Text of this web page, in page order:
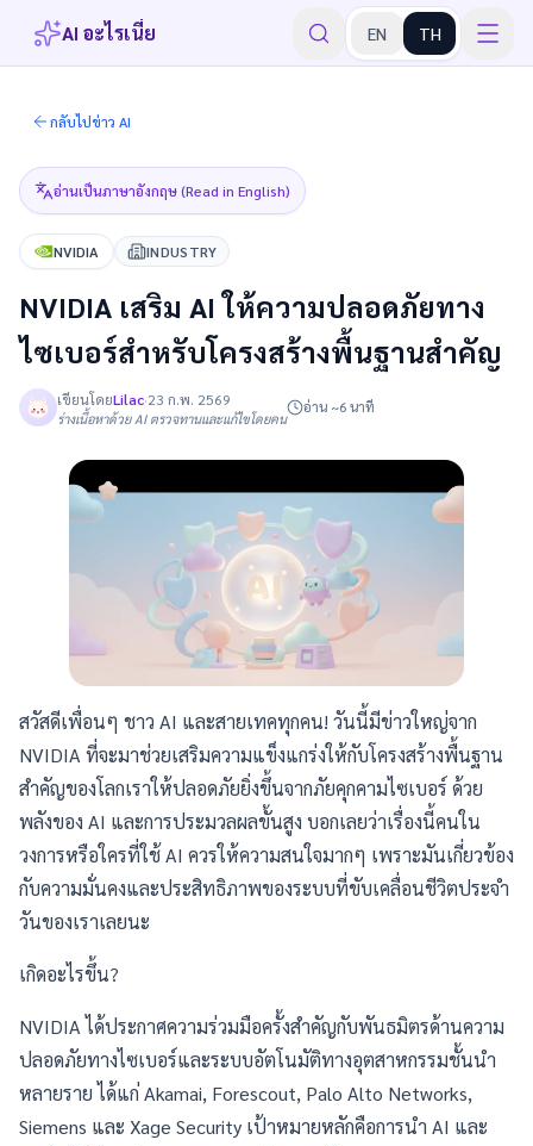
AI อะไรเนี่ย EN TH
กลับไปข่าว AI
อ่านเป็นภาษาอังกฤษ (Read in English)
NVIDIA INDUSTRY
NVIDIA เสริม AI ให้ความปลอดภัยทาง
ไซเบอร์สำหรับโครงสร้างพื้นฐานสำคัญ
เขียนโดยLilac·23 ก.พ. 2569
ร่างเนื้อหาด้วย AI ตรวจทานและแก้ไขโดยคน
อ่าน ~6 นาที
สวัสดีเพื่อนๆ ชาว AI และสายเทคทุกคน! วันนี้มีข่าวใหญ่จาก
NVIDIA ที่จะมาช่วยเสริมความแข็งแกร่งให้กับโครงสร้างพื้นฐาน
สำคัญของโลกเราให้ปลอดภัยยิ่งขึ้นจากภัยคุกคามไซเบอร์ ด้วย
พลังของ AI และการประมวลผลขั้นสูง บอกเลยว่าเรื่องนี้คนใน
วงการหรือใครที่ใช้ AI ควรให้ความสนใจมากๆ เพราะมันเกี่ยวข้อง
กับความมั่นคงและประสิทธิภาพของระบบที่ขับเคลื่อนชีวิตประจำ
วันของเราเลยนะ
เกิดอะไรขึ้น?
NVIDIA ได้ประกาศความร่วมมือครั้งสำคัญกับพันธมิตรด้านความ
ปลอดภัยทางไซเบอร์และระบบอัตโนมัติทางอุตสาหกรรมชั้นนำ
หลายราย ได้แก่ Akamai, Forescout, Palo Alto Networks,
Siemens และ Xage Security เป้าหมายหลักคือการนำ AI และ